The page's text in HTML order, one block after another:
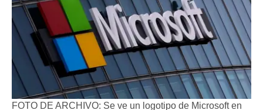
FOTO DE ARCHIVO: Se ve un logotipo de Microsoft en